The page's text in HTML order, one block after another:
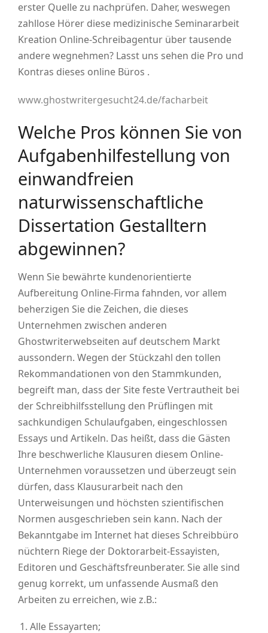
erster Quelle zu nachprüfen. Daher, weswegen
zahllose Hörer diese medizinische Seminararbeit
Kreation Online-Schreibagentur über tausende
andere wegnehmen? Lasst uns sehen die Pro und
Kontras dieses online Büros .
www.ghostwritergesucht24.de/facharbeit
Welche Pros können Sie von
Aufgabenhilfestellung von
einwandfreien
naturwissenschaftliche
Dissertation Gestalltern
abgewinnen?
Wenn Sie bewährte kundenorientierte
Aufbereitung Online-Firma fahnden, vor allem
beherzigen Sie die Zeichen, die dieses
Unternehmen zwischen anderen
Ghostwriterwebseiten auf deutschem Markt
aussondern. Wegen der Stückzahl den tollen
Rekommandationen von den Stammkunden,
begreift man, dass der Site feste Vertrautheit bei
der Schreibhilfsstellung den Prüflingen mit
sachkundigen Schulaufgaben, eingeschlossen
Essays und Artikeln. Das heißt, dass die Gästen
Ihre beschwerliche Klausuren diesem Online-
Unternehmen voraussetzen und überzeugt sein
dürfen, dass Klausurarbeit nach den
Unterweisungen und höchsten szientifischen
Normen ausgeschrieben sein kann. Nach der
Bekanntgabe im Internet hat dieses Schreibbüro
nüchtern Riege der Doktorarbeit-Essayisten,
Editoren und Geschäftsfreunberater. Sie alle sind
genug korrekt, um unfassende Ausmaß den
Arbeiten zu erreichen, wie z.B.:
Alle Essayarten;